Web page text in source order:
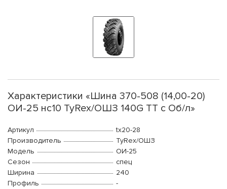
Характеристики «Шина 370-508 (14,00-20)
ОИ-25 нс10 TyRex/ОШЗ 140G TT с Об/л»
Артикул
tx20-28
Производитель
TyRex/ОШЗ
Модель
ОИ-25
Сезон
спец
Ширина
240
Профиль
-